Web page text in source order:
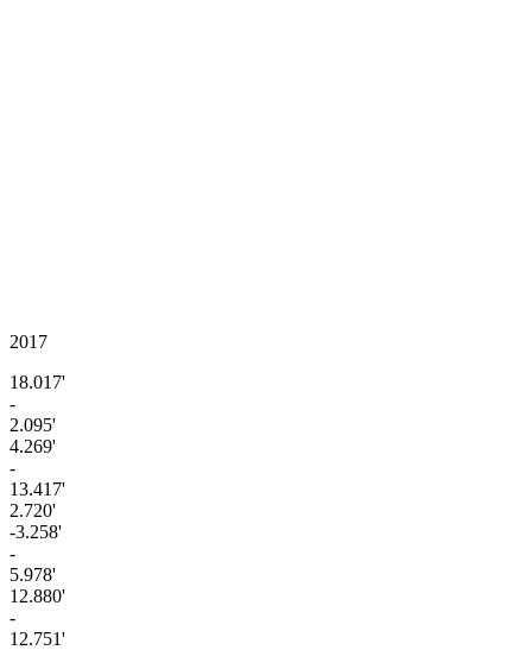
2017
18.017'
-
2.095'
4.269'
-
13.417'
2.720'
-3.258'
-
5.978'
12.880'
-
12.751'